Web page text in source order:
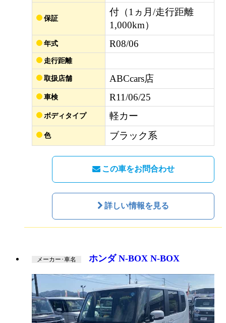
保証
付（1ヵ月/走行距離
1,000km）
年式 R08/06
走行距離
取扱店舗 ABCcars店
車検 R11/06/25
ボディタイプ 軽カー
色 ブラック系
この車をお問合わせ
詳しい情報を見る
メーカー･車名 ホンダ N-BOX N-BOX